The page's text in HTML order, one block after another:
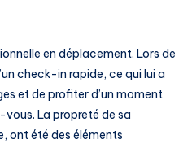
en déplacement. Lors de
check-in rapide, ce qui lui a
et de profiter d’un moment
La propreté de sa
ont été des éléments